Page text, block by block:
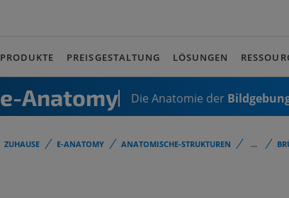
PRODUKTE PREISGESTALTUNG LÖSUNGEN
e-Anatomy Die Anatomie der
ZUHAUSE E-ANATOMY ANATOMISCHE-STRUKTUREN ...